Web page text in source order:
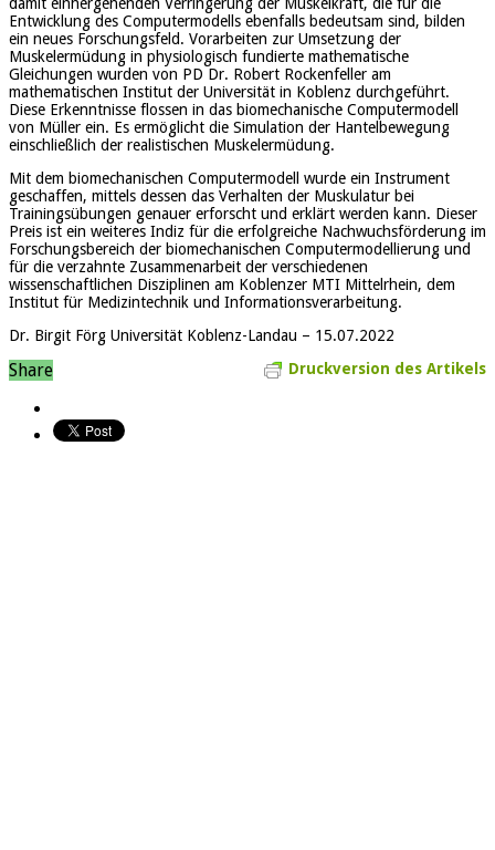
Entwicklung des Computermodells ebenfalls bedeutsam sind, bilden
ein neues Forschungsfeld. Vorarbeiten zur Umsetzung der
Muskelermüdung in physiologisch fundierte mathematische
Gleichungen wurden von PD Dr. Robert Rockenfeller am
mathematischen Institut der Universität in Koblenz durchgeführt.
Diese Erkenntnisse flossen in das biomechanische Computermodell
von Müller ein. Es ermöglicht die Simulation der Hantelbewegung
einschließlich der realistischen Muskelermüdung.
Mit dem biomechanischen Computermodell wurde ein Instrument
geschaffen, mittels dessen das Verhalten der Muskulatur bei
Trainingsübungen genauer erforscht und erklärt werden kann. Dieser
Preis ist ein weiteres Indiz für die erfolgreiche Nachwuchsförderung im
Forschungsbereich der biomechanischen Computermodellierung und
für die verzahnte Zusammenarbeit der verschiedenen
wissenschaftlichen Disziplinen am Koblenzer MTI Mittelrhein, dem
Institut für Medizintechnik und Informationsverarbeitung.
Dr. Birgit Förg Universität Koblenz-Landau – 15.07.2022
Druckversion des Artikels
Share